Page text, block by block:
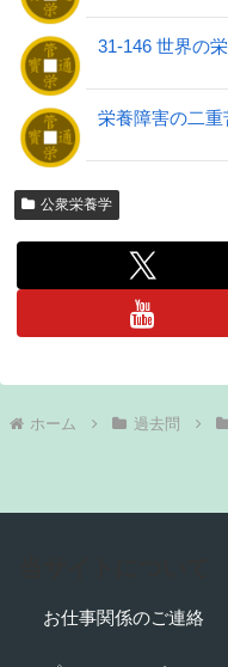
31-146 世界の
栄養障害の二重
公衆栄養学
ホーム 過去問
お仕事関係のご連絡